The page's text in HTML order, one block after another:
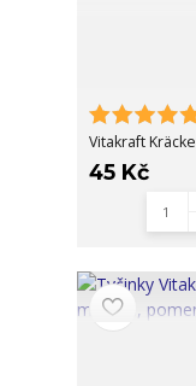
Vitakraft
45 Kč